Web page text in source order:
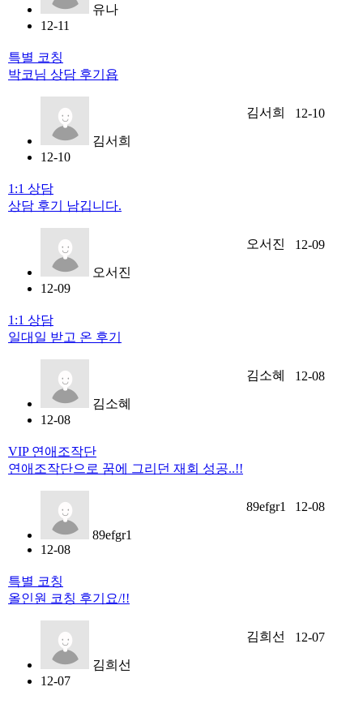
유나
12-11
특별 코칭
박코님 상담 후기욥
김서희
12-10
김서희 12-10
1:1 상담
상담 후기 남깁니다.
오서진
12-09
오서진 12-09
1:1 상담
일대일 받고 온 후기
김소혜
12-08
김소혜 12-08
VIP 연애조작단
연애조작단으로 꿈에 그리던 재회 성공..!!
89efgr1
12-08
89efgr1 12-08
특별 코칭
올인원 코칭 후기요/!!
김희선
12-07
김희선 12-07